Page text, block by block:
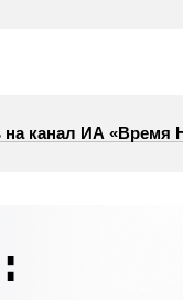
канал ИА «Время